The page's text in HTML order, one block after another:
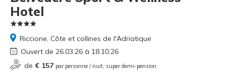
Hotel
Riccione, Côte et collines de l'Adriatique
Ouvert de 26.03.26 à 18.10.26
de € 157 par personne / nuit, super demi-pension
●Online